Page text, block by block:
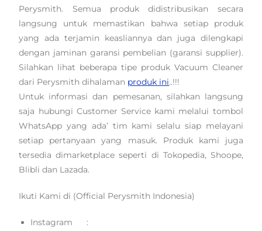
Perysmith. Semua produk didistribusikan secara
langsung untuk memastikan bahwa setiap produk
yang ada terjamin keasliannya dan juga dilengkapi
dengan jaminan garansi pembelian (garansi supplier).
Silahkan lihat beberapa tipe produk Vacuum Cleaner
dari Perysmith dihalaman produk ini..!!!
Untuk informasi dan pemesanan, silahkan langsung
saja hubungi Customer Service kami melalui tombol
WhatsApp yang ada’ tim kami selalu siap melayani
setiap pertanyaan yang masuk. Produk kami juga
tersedia dimarketplace seperti di Tokopedia, Shoope,
Blibli dan Lazada.
Ikuti Kami di (Official Perysmith Indonesia)
Instagram :